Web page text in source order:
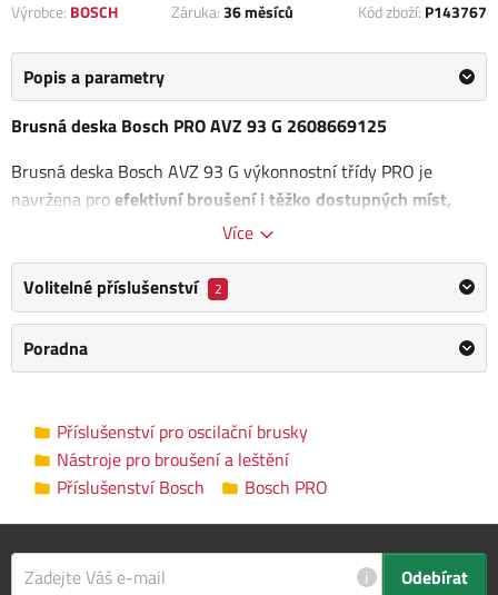
Výrobce: BOSCH Záruka:36 měsíců Kód zboží: P143767
Popis a parametry
Brusná deska Bosch PRO AVZ 93 G 2608669125
Brusná deska Bosch AVZ 93 G výkonnostní třídy PRO je
navržena proefektivní broušení i těžko dostupných míst,
. Díky svému speciálnímu tvaru se snadno
špičku, což zajišťuje rovnoměrné výsledky a dlouhou životnost
nástroje.
Tato brusná deska je kompatibilní s různými typy brusných
brusný papír a můžete se pustit do práce.
optimální přenos výkonu a pohodlnou výměnu nástroje do 3
sekund.
Více
Volitelné příslušenství 2
Poradna
Příslušenství pro oscilační brusky
Nástroje pro broušení a leštění
Příslušenství Bosch
Bosch PRO
i Odebírat